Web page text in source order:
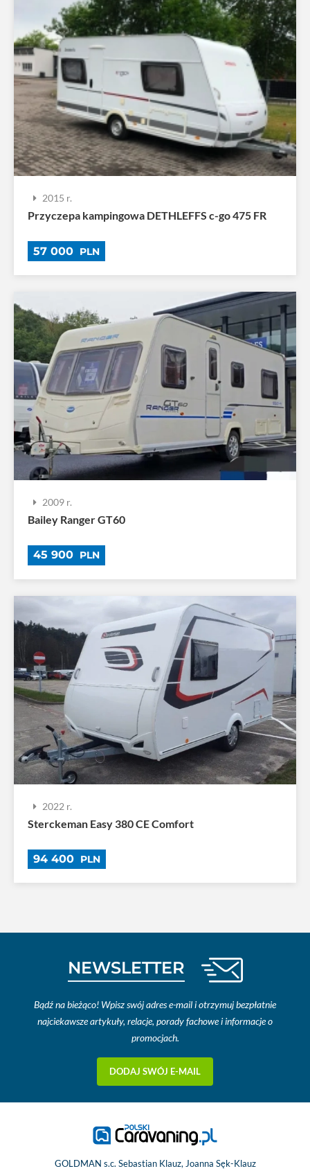
2015 r.
Przyczepa kampingowa DETHLEFFS c-go 475 FR
57 000 PLN
2009 r.
Bailey Ranger GT60
45 900 PLN
2022 r.
Sterckeman Easy 380 CE Comfort
94 400 PLN
NEWSLETTER
Bądź na bieżąco! Wpisz swój adres e-mail i otrzymuj bezpłatnie
najciekawsze artykuły, relacje, porady fachowe i informacje o
promocjach.
DODAJ SWÓJ E-MAIL
GOLDMAN s.c. Sebastian Klauz, Joanna Sęk-Klauz